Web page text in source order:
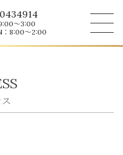
～3:00
：8:00～2:00